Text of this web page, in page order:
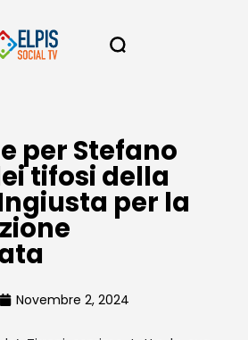
per Stefano
tifosi della
per la
Novembre 2, 2024